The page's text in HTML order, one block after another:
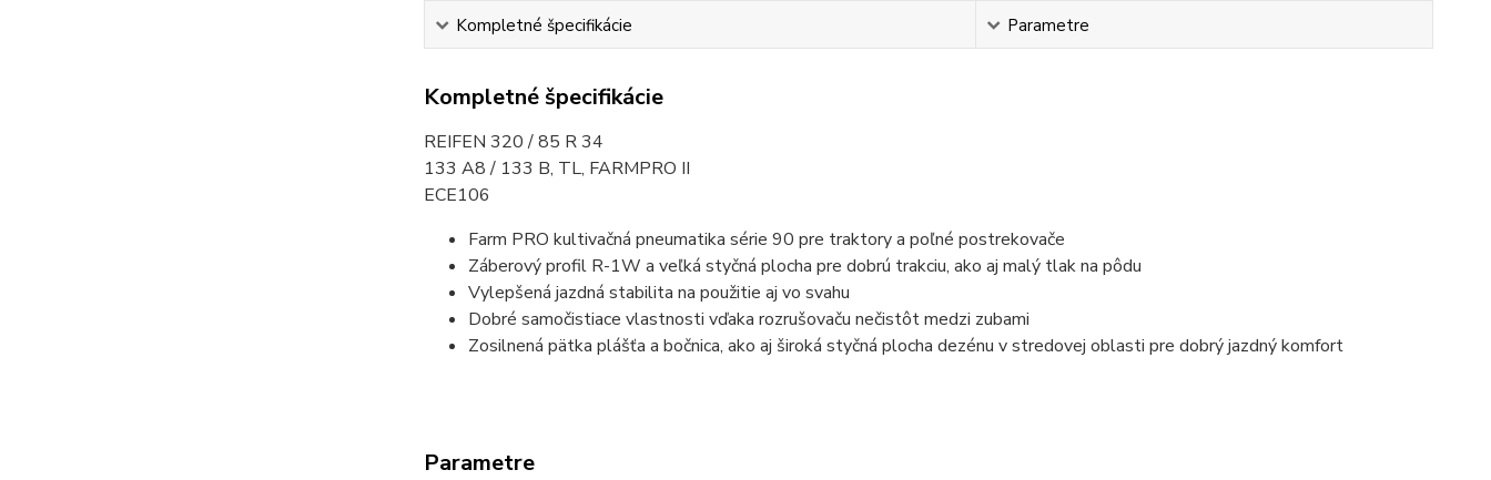
Kompletné špecifikácie Parametre
Kompletné špecifikácie
REIFEN 320 / 85 R 34
133 A8 / 133 B, TL, FARMPRO II
ECE106
Farm PRO kultivačná pneumatika série 90 pre traktory a poľné postrekovače
Záberový profil R-1W a veľká styčná plocha pre dobrú trakciu, ako aj malý tlak na pôdu
Vylepšená jazdná stabilita na použitie aj vo svahu
Dobré samočistiace vlastnosti vďaka rozrušovaču nečistôt medzi zubami
Zosilnená pätka plášťa a bočnica, ako aj široká styčná plocha dezénu v stredovej oblasti pre dobrý jazdný komfort
Parametre